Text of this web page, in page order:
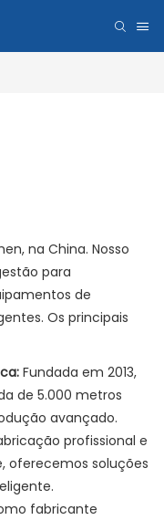
na China. Nosso
para
de
Os principais
Fundada em 2013,
de 5.000 metros
avançado.
profissional e
oferecemos soluções
fabricante